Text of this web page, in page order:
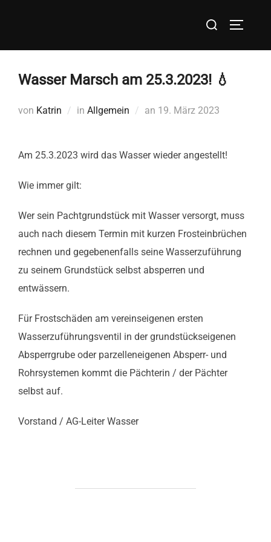
Suchen
Wasser Marsch am 25.3.2023! 💧
von Katrin in Allgemein an Veröffentlicht
19. März 2023
Am 25.3.2023 wird das Wasser wieder angestellt!
Wie immer gilt:
Wer sein Pachtgrundstück mit Wasser versorgt, muss
auch nach diesem Termin mit kurzen Frosteinbrüchen
rechnen und gegebenenfalls seine Wasserzuführung
zu seinem Grundstück selbst absperren und
entwässern.
Für Frostschäden am vereinseigenen ersten
Wasserzuführungsventil in der grundstückseigenen
Absperrgrube oder parzelleneigenen Absperr- und
Rohrsystemen kommt die Pächterin / der Pächter
selbst auf.
Vorstand / AG-Leiter Wasser